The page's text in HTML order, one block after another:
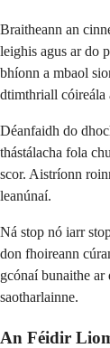
Braitheann an
leighis agus ar do
bhíonn a mbaol
dtimthriall cóireála
Déanfaidh do
thástálacha fola
scor. Aistríonn
leanúnaí.
Ná stop nó iarr
don fhoireann
gcónaí bunaithe ar
saotharlainne.
An Féidir